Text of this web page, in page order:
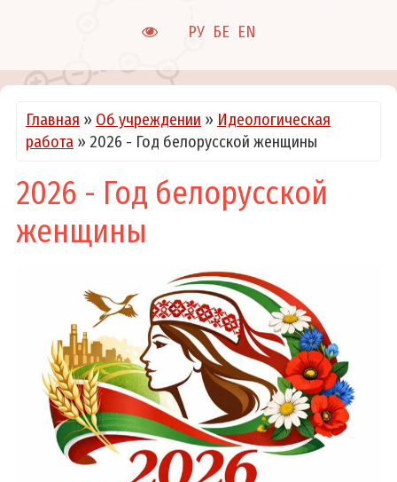
РУ БЕ EN
Главная » Об учреждении » Идеологическая
работа » 2026 - Год белорусской женщины
2026 - Год белорусской
женщины